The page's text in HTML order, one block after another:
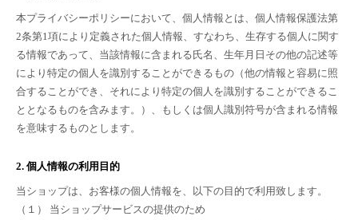
本プライバシーポリシーにおいて、個人情報とは、個人情報保護法第
2条第1項により定義された個人情報、すなわち、生存する個人に関す
る情報であって、当該情報に含まれる氏名、生年月日その他の記述等
により特定の個人を識別することができるもの（他の情報と容易に照
合することができ、それにより特定の個人を識別することができるこ
ととなるものを含みます。）、もしくは個人識別符号が含まれる情報
を意味するものとします。
2. 個人情報の利用目的
当ショップは、お客様の個人情報を、以下の目的で利用致します。
（１） 当ショップサービスの提供のため